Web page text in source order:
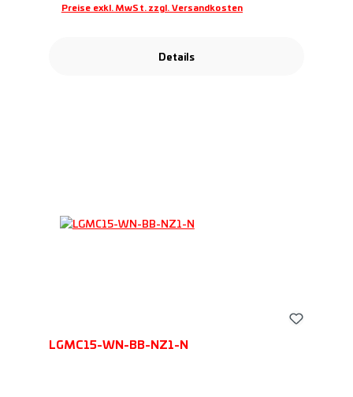
Preise exkl. MwSt. zzgl. Versandkosten
Details
LGMC15-WN-BB-NZ1-N